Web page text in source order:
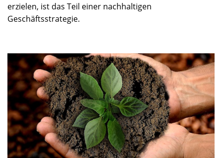
erzielen, ist das Teil einer nachhaltigen
Geschäftsstrategie.